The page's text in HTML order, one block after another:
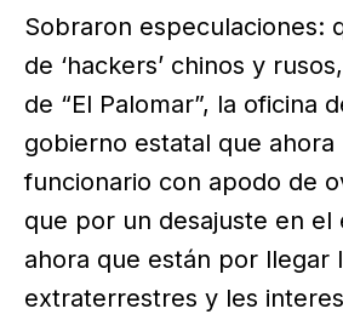
Sobraron especulaciones:
de ‘hackers’ chinos y
de “El Palomar”, la oficina
gobierno estatal que ahora
funcionario con apodo de
que por un desajuste en el
ahora que están por llegar
extraterrestres y les